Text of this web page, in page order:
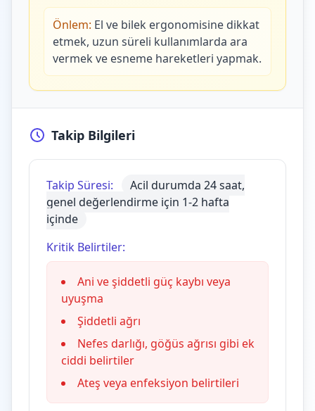
Önlem: El ve bilek ergonomisine dikkat
etmek, uzun süreli kullanımlarda ara
vermek ve esneme hareketleri yapmak.
Takip Bilgileri
Takip Süresi:
Acil durumda 24 saat,
genel değerlendirme için 1-2 hafta
içinde
Kritik Belirtiler:
Ani ve şiddetli güç kaybı veya
uyuşma
Şiddetli ağrı
Nefes darlığı, göğüs ağrısı gibi ek
ciddi belirtiler
Ateş veya enfeksiyon belirtileri